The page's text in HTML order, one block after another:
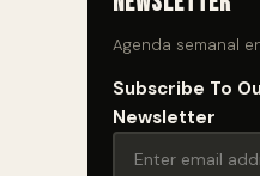
Agenda semanal
Subscribe To
Newsletter